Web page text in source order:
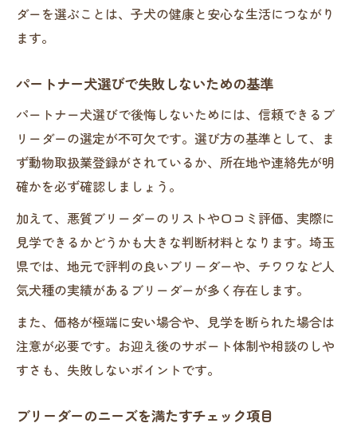
ダーを選ぶことは、子犬の健康と安心な生活につながり
ます。
パートナー犬選びで失敗しないための基準
パートナー犬選びで後悔しないためには、信頼できるブ
リーダーの選定が不可欠です。選び方の基準として、ま
ず動物取扱業登録がされているか、所在地や連絡先が明
確かを必ず確認しましょう。
加えて、悪質ブリーダーのリストや口コミ評価、実際に
見学できるかどうかも大きな判断材料となります。埼玉
県では、地元で評判の良いブリーダーや、チワワなど人
気犬種の実績があるブリーダーが多く存在します。
また、価格が極端に安い場合や、見学を断られた場合は
注意が必要です。お迎え後のサポート体制や相談のしや
すさも、失敗しないポイントです。
ブリーダーのニーズを満たすチェック項目